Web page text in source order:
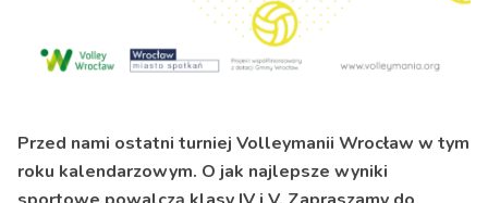
Przed nami ostatni turniej Volleymanii Wrocław w tym
roku kalendarzowym. O jak najlepsze wyniki